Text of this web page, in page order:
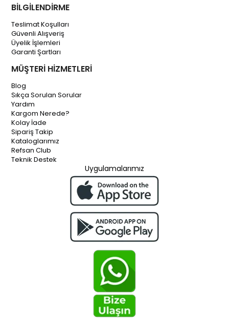
BİLGİLENDİRME
Teslimat Koşulları
Güvenli Alışveriş
Üyelik İşlemleri
Garanti Şartları
MÜŞTERİ HİZMETLERİ
Blog
Sıkça Sorulan Sorular
Yardım
Kargom Nerede?
Kolay İade
Sipariş Takip
Kataloglarımız
Refsan Club
Teknik Destek
Uygulamalarımız